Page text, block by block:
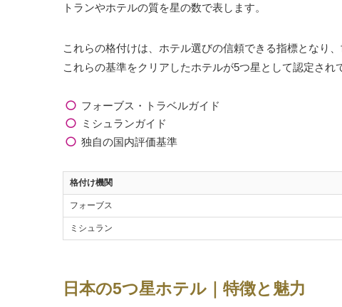
トランやホテルの質を星の数で表します。
これらの格付けは、ホテル選びの信頼できる指標となり
これらの基準をクリアしたホテルが5つ星として認定され
フォーブス・トラベルガイド
ミシュランガイド
独自の国内評価基準
格付け機関
フォーブス
ミシュラン
日本の5つ星ホテル｜特徴と魅力